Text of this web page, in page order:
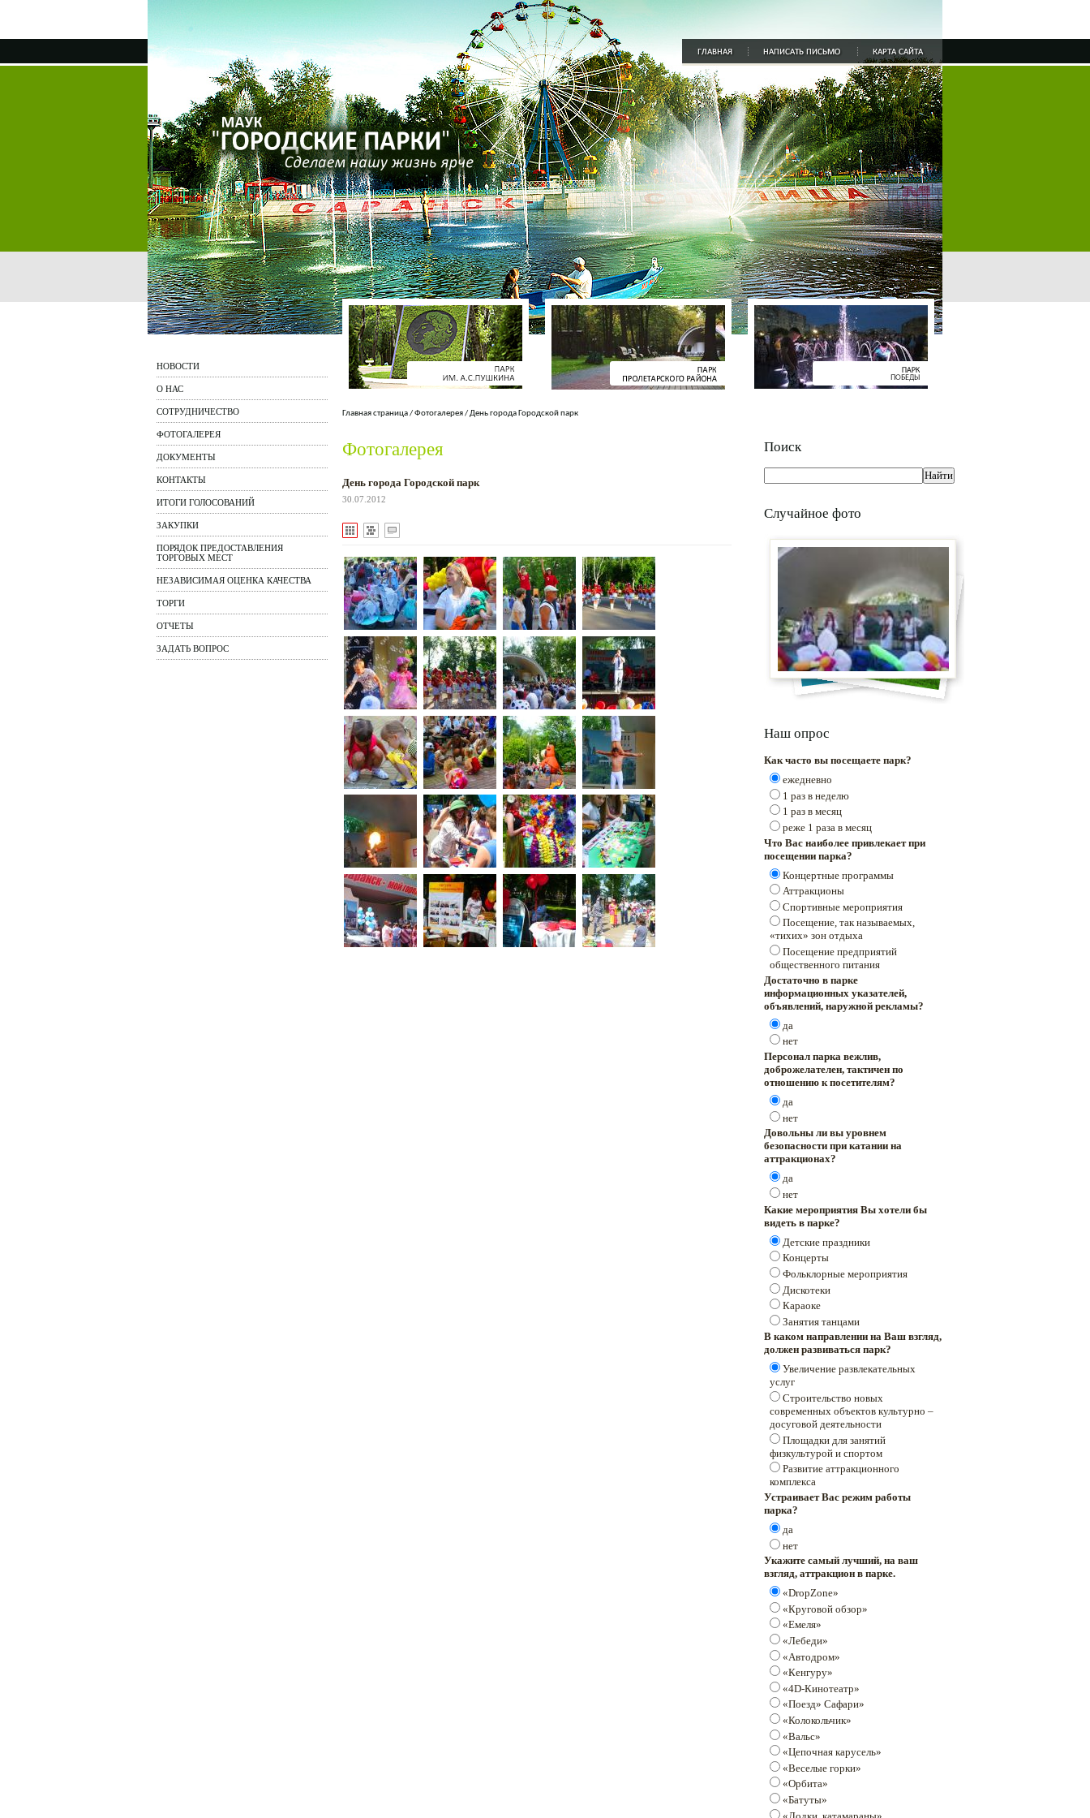
НОВОСТИ
О НАС
СОТРУДНИЧЕСТВО
ФОТОГАЛЕРЕЯ
ДОКУМЕНТЫ
КОНТАКТЫ
ИТОГИ ГОЛОСОВАНИЙ
ЗАКУПКИ
ПОРЯДОК ПРЕДОСТАВЛЕНИЯ
ТОРГОВЫХ МЕСТ
НЕЗАВИСИМАЯ ОЦЕНКА КАЧЕСТВА
ТОРГИ
ОТЧЕТЫ
ЗАДАТЬ ВОПРОС
Главная страница/Фотогалерея/День города Городской парк
Фотогалерея
День города Городской парк
30.07.2012
Поиск
Случайное фото
Наш опрос
Как часто вы посещаете парк?
ежедневно
1 раз в неделю
1 раз в месяц
реже 1 раза в месяц
Что Вас наиболее привлекает при
посещении парка?
Концертные программы
Аттракционы
Спортивные мероприятия
Посещение, так называемых,
«тихих» зон отдыха
Посещение предприятий
общественного питания
Достаточно в парке
информационных указателей,
объявлений, наружной рекламы?
да
нет
Персонал парка вежлив,
доброжелателен, тактичен по
отношению к посетителям?
да
нет
Довольны ли вы уровнем
безопасности при катании на
аттракционах?
да
нет
Какие мероприятия Вы хотели бы
видеть в парке?
Детские праздники
Концерты
Фольклорные мероприятия
Дискотеки
Караоке
Занятия танцами
В каком направлении на Ваш взгляд,
должен развиваться парк?
Увеличение развлекательных
услуг
Строительство новых
современных объектов культурно –
досуговой деятельности
Площадки для занятий
физкультурой и спортом
Развитие аттракционного
комплекса
Устраивает Вас режим работы
парка?
да
нет
Укажите самый лучший, на ваш
взгляд, аттракцион в парке.
«DropZone»
«Круговой обзор»
«Емеля»
«Лебеди»
«Автодром»
«Кенгуру»
«4D-Кинотеатр»
«Поезд» Сафари»
«Колокольчик»
«Вальс»
«Цепочная карусель»
«Веселые горки»
«Орбита»
«Батуты»